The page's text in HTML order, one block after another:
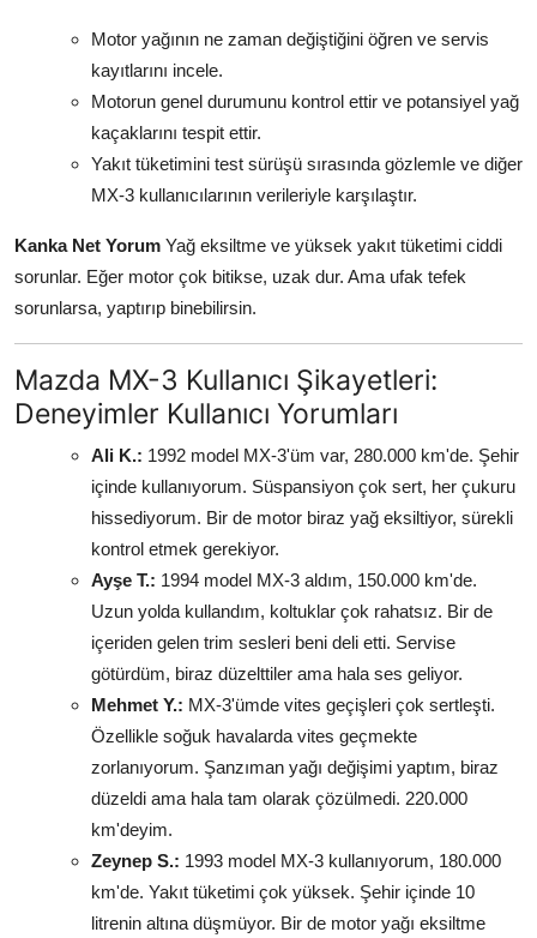
Motor yağının ne zaman değiştiğini öğren ve servis
kayıtlarını incele.
Motorun genel durumunu kontrol ettir ve potansiyel yağ
kaçaklarını tespit ettir.
Yakıt tüketimini test sürüşü sırasında gözlemle ve diğer
MX-3 kullanıcılarının verileriyle karşılaştır.
Kanka Net Yorum Yağ eksiltme ve yüksek yakıt tüketimi ciddi
sorunlar. Eğer motor çok bitikse, uzak dur. Ama ufak tefek
sorunlarsa, yaptırıp binebilirsin.
Mazda MX-3 Kullanıcı Şikayetleri:
Deneyimler Kullanıcı Yorumları
Ali K.: 1992 model MX-3'üm var, 280.000 km'de. Şehir
içinde kullanıyorum. Süspansiyon çok sert, her çukuru
hissediyorum. Bir de motor biraz yağ eksiltiyor, sürekli
kontrol etmek gerekiyor.
Ayşe T.: 1994 model MX-3 aldım, 150.000 km'de.
Uzun yolda kullandım, koltuklar çok rahatsız. Bir de
içeriden gelen trim sesleri beni deli etti. Servise
götürdüm, biraz düzelttiler ama hala ses geliyor.
Mehmet Y.: MX-3'ümde vites geçişleri çok sertleşti.
Özellikle soğuk havalarda vites geçmekte
zorlanıyorum. Şanzıman yağı değişimi yaptım, biraz
düzeldi ama hala tam olarak çözülmedi. 220.000
km'deyim.
Zeynep S.: 1993 model MX-3 kullanıyorum, 180.000
km'de. Yakıt tüketimi çok yüksek. Şehir içinde 10
litrenin altına düşmüyor. Bir de motor yağı eksiltme